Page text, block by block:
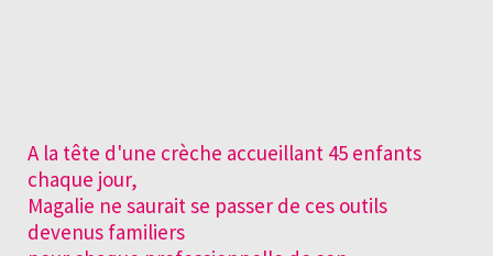
A la tête d'une crèche accueillant 45 enfants
chaque jour,
Magalie ne saurait se passer de ces outils
devenus familiers